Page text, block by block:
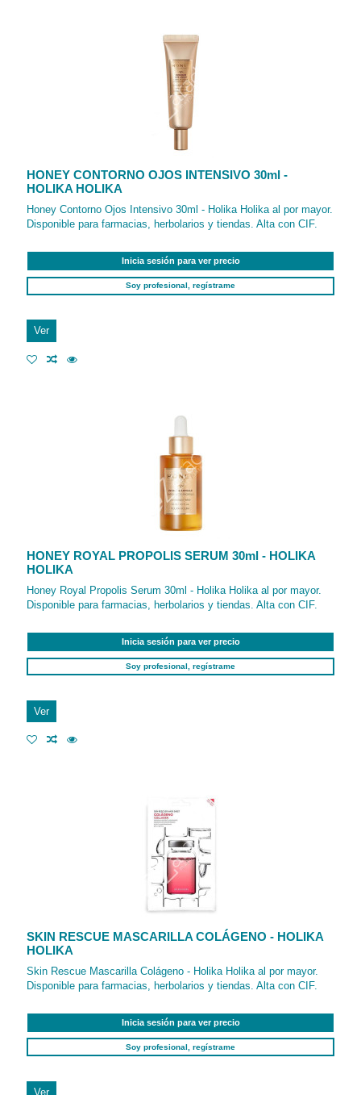
HONEY CONTORNO OJOS INTENSIVO 30ml -
HOLIKA HOLIKA
Honey Contorno Ojos Intensivo 30ml - Holika Holika al por mayor.
Disponible para farmacias, herbolarios y tiendas. Alta con CIF.
Inicia sesión para ver precio
Soy profesional, regístrame
Ver
HONEY ROYAL PROPOLIS SERUM 30ml - HOLIKA
HOLIKA
Honey Royal Propolis Serum 30ml - Holika Holika al por mayor.
Disponible para farmacias, herbolarios y tiendas. Alta con CIF.
Inicia sesión para ver precio
Soy profesional, regístrame
Ver
SKIN RESCUE MASCARILLA COLÁGENO - HOLIKA
HOLIKA
Skin Rescue Mascarilla Colágeno - Holika Holika al por mayor.
Disponible para farmacias, herbolarios y tiendas. Alta con CIF.
Inicia sesión para ver precio
Soy profesional, regístrame
Ver